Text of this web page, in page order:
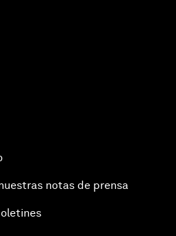
notas de prensa